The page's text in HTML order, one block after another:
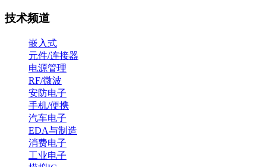
技术频道
嵌入式
元件/连接器
电源管理
RF/微波
安防电子
手机/便携
汽车电子
EDA与制造
消费电子
工业电子